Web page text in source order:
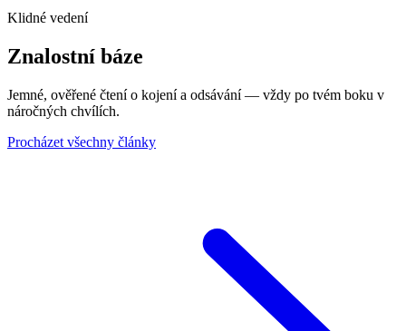
Klidné vedení
Znalostní báze
Jemné, ověřené čtení o kojení a odsávání — vždy po tvém boku v
náročných chvílích.
Procházet všechny články